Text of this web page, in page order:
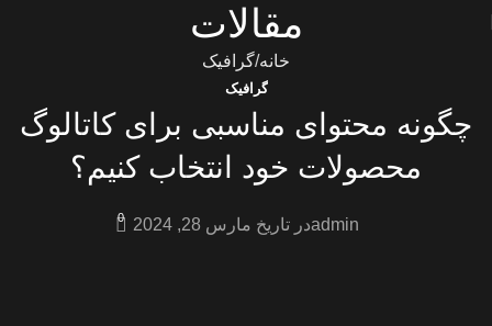
مقالات
خانه گرافیک
گرافیک
چگونه محتوای مناسبی برای کاتالوگ
محصولات خود انتخاب کنیم؟
adminدر تاریخ مارس 28, 2024 0